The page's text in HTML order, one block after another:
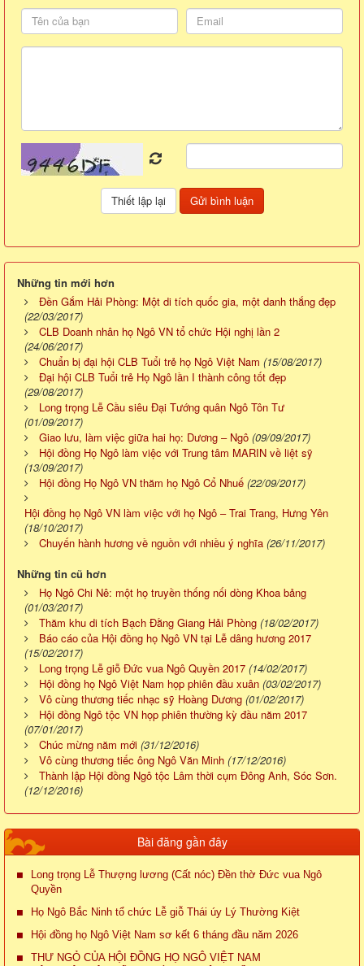
Những tin mới hơn
Đền Gắm Hải Phòng: Một di tích quốc gia, một danh thắng đẹp
(22/03/2017)
CLB Doanh nhân họ Ngô VN tổ chức Hội nghị lần 2
(24/06/2017)
Chuẩn bị đại hội CLB Tuổi trẻ họ Ngô Việt Nam (15/08/2017)
Đại hội CLB Tuổi trẻ Họ Ngô lần I thành công tốt đẹp
(29/08/2017)
Long trọng Lễ Cầu siêu Đại Tướng quân Ngô Tôn Tư
(01/09/2017)
Giao lưu, làm việc giữa hai họ: Dương – Ngô (09/09/2017)
Hội đồng Họ Ngô làm việc với Trung tâm MARIN về liệt sỹ
(13/09/2017)
Hội đồng Họ Ngô VN thăm họ Ngô Cổ Nhuế (22/09/2017)
Hội đồng họ Ngô VN làm việc với họ Ngô – Trai Trang, Hưng Yên
(18/10/2017)
Chuyến hành hương về nguồn với nhiều ý nghĩa (26/11/2017)
Những tin cũ hơn
Họ Ngô Chi Nê: một họ truyền thống nối dòng Khoa bảng
(01/03/2017)
Thăm khu di tích Bạch Đằng Giang Hải Phòng (18/02/2017)
Báo cáo của Hội đồng họ Ngô VN tại Lễ dâng hương 2017
(15/02/2017)
Long trọng Lễ giỗ Đức vua Ngô Quyền 2017 (14/02/2017)
Hội đồng họ Ngô Việt Nam họp phiên đầu xuân (03/02/2017)
Vô cùng thương tiếc nhạc sỹ Hoàng Dương (01/02/2017)
Hội đồng Ngô tộc VN họp phiên thường kỳ đầu năm 2017
(07/01/2017)
Chúc mừng năm mới (31/12/2016)
Vô cùng thương tiếc ông Ngô Văn Minh (17/12/2016)
Thành lập Hội đồng Ngô tộc Lâm thời cụm Đông Anh, Sóc Sơn.
(12/12/2016)
Bài đăng gần đây
Long trọng Lễ Thượng lương (Cất nóc) Đền thờ Đức vua Ngô
Quyền
Họ Ngô Bắc Ninh tổ chức Lễ giỗ Thái úy Lý Thường Kiệt
Hội đồng họ Ngô Việt Nam sơ kết 6 tháng đầu năm 2026
THƯ NGỎ CỦA HỘI ĐỒNG HỌ NGÔ VIỆT NAM